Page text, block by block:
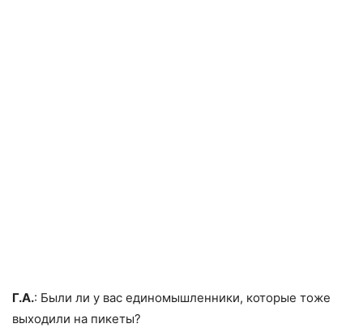
Г.А.: Были ли у вас единомышленники, которые тоже
выходили на пикеты?